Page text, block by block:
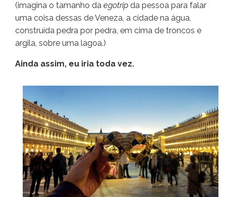
(imagina o tamanho da egotrip da pessoa para falar
uma coisa dessas de Veneza, a cidade na água,
construída pedra por pedra, em cima de troncos e
argila, sobre uma lagoa.)
Ainda assim, eu iria toda vez.